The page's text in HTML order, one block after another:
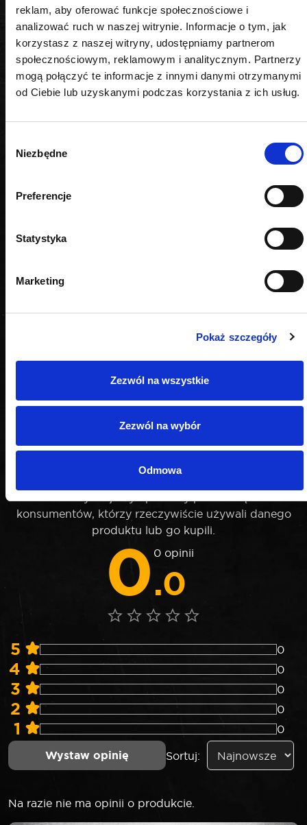
reklam, aby oferować funkcje społecznościowe i
analizować ruch w naszej witrynie. Informacje o tym, jak
korzystasz z naszej witryny, udostępniamy partnerom
społecznościowym, reklamowym i analitycznym. Partnerzy
mogą połączyć te informacje z innymi danymi otrzymanymi
od Ciebie lub uzyskanymi podczas korzystania z ich usług.
zgody
Niezbędne
Preferencje
Statystyka
Marketing
Pokaż szczegóły
Zezwól na wszystkie
Zezwól na wybór
Odmowa
PODOBNE PRODUKTY
OPINIE
konsumentów, którzy rzeczywiście używali danego
produktu lub go kupili.
0.0
0 opinii
5 0
4 0
3 0
2 0
1 0
Wystaw opinię Sortuj:
Na razie nie ma opinii o produkcie.